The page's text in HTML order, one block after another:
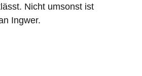
Nicht umsonst ist
Ingwer.